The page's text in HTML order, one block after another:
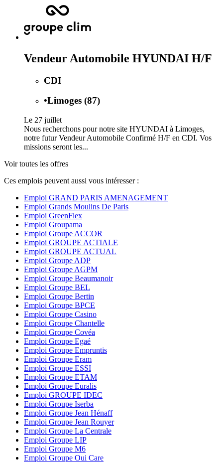
Vendeur Automobile HYUNDAI H/F
CDI
•Limoges (87)
Le 27 juillet
Nous recherchons pour notre site HYUNDAI à Limoges,
notre futur Vendeur Automobile Confirmé H/F en CDI. Vos
missions seront les...
Voir toutes les offres
Ces emplois peuvent aussi vous intéresser :
Emploi GRAND PARIS AMENAGEMENT
Emploi Grands Moulins De Paris
Emploi GreenFlex
Emploi Groupama
Emploi Groupe ACCOR
Emploi GROUPE ACTIALE
Emploi GROUPE ACTUAL
Emploi Groupe ADP
Emploi Groupe AGPM
Emploi Groupe Beaumanoir
Emploi Groupe BEL
Emploi Groupe Bertin
Emploi Groupe BPCE
Emploi Groupe Casino
Emploi Groupe Chantelle
Emploi Groupe Covéa
Emploi Groupe Egaé
Emploi Groupe Empruntis
Emploi Groupe Eram
Emploi Groupe ESSI
Emploi Groupe ETAM
Emploi Groupe Euralis
Emploi GROUPE IDEC
Emploi Groupe Iserba
Emploi Groupe Jean Hénaff
Emploi Groupe Jean Rouyer
Emploi Groupe La Centrale
Emploi Groupe LIP
Emploi Groupe M6
Emploi Groupe Oui Care